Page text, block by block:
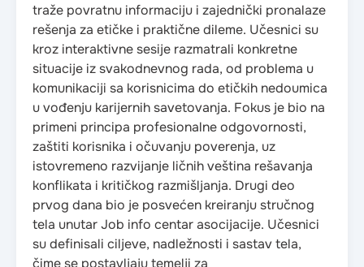
traže povratnu informaciju i zajednički pronalaze
rešenja za etičke i praktične dileme. Učesnici su
kroz interaktivne sesije razmatrali konkretne
situacije iz svakodnevnog rada, od problema u
komunikaciji sa korisnicima do etičkih nedoumica
u vođenju karijernih savetovanja. Fokus je bio na
primeni principa profesionalne odgovornosti,
zaštiti korisnika i očuvanju poverenja, uz
istovremeno razvijanje ličnih veština rešavanja
konflikata i kritičkog razmišljanja. Drugi deo
prvog dana bio je posvećen kreiranju stručnog
tela unutar Job info centar asocijacije. Učesnici
su definisali ciljeve, nadležnosti i sastav tela,
čime se postavljaju temelji za